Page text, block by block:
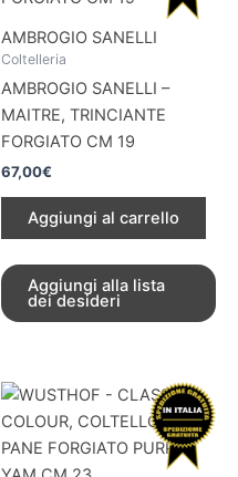
AMBROGIO SANELLI
Coltelleria
AMBROGIO SANELLI –
MAITRE, TRINCIANTE
FORGIATO CM 19
67,00€
Aggiungi al carrello
Aggiungi alla lista
dei desideri